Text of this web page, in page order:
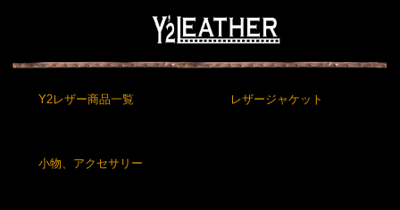
Y2レザー商品一覧 レザージャケット
小物、アクセサリー